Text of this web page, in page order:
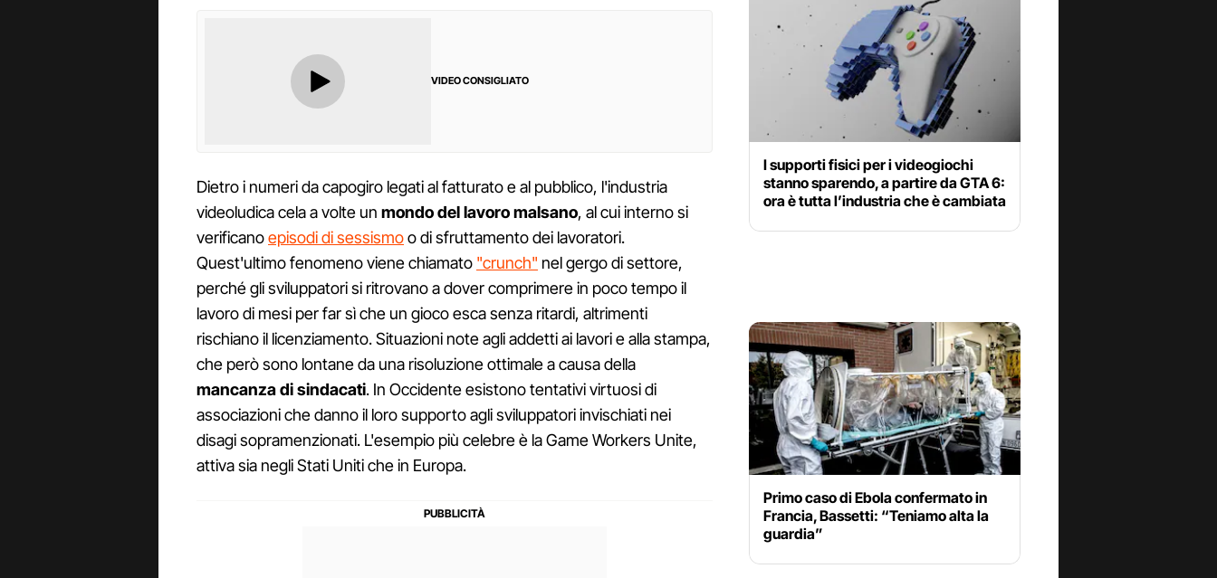
VIDEO CONSIGLIATO
Dietro i numeri da capogiro legati al fatturato e al pubblico, l'industria
videoludica cela a volte un mondo del lavoro malsano, al cui interno si
verificanoepisodi di sessismoo di sfruttamento dei lavoratori.
Quest'ultimo fenomeno viene chiamato "crunch" nel gergo di settore,
perché gli sviluppatori si ritrovano a dover comprimere in poco tempo il
lavoro di mesi per far sì che un gioco esca senza ritardi, altrimenti
rischiano il licenziamento. Situazioni note agli addetti ai lavori e alla stampa,
che però sono lontane da una risoluzione ottimale a causa della
mancanza di sindacati. In Occidente esistono tentativi virtuosi di
associazioni che danno il loro supporto agli sviluppatori invischiati nei
disagi sopramenzionati. L'esempio più celebre è la Game Workers Unite,
attiva sia negli Stati Uniti che in Europa.
I supporti fisici per i videogiochi
stanno sparendo, a partire da GTA 6:
ora è tutta l’industria che è cambiata
Primo caso di Ebola confermato in
Francia, Bassetti: “Teniamo alta la
guardia”